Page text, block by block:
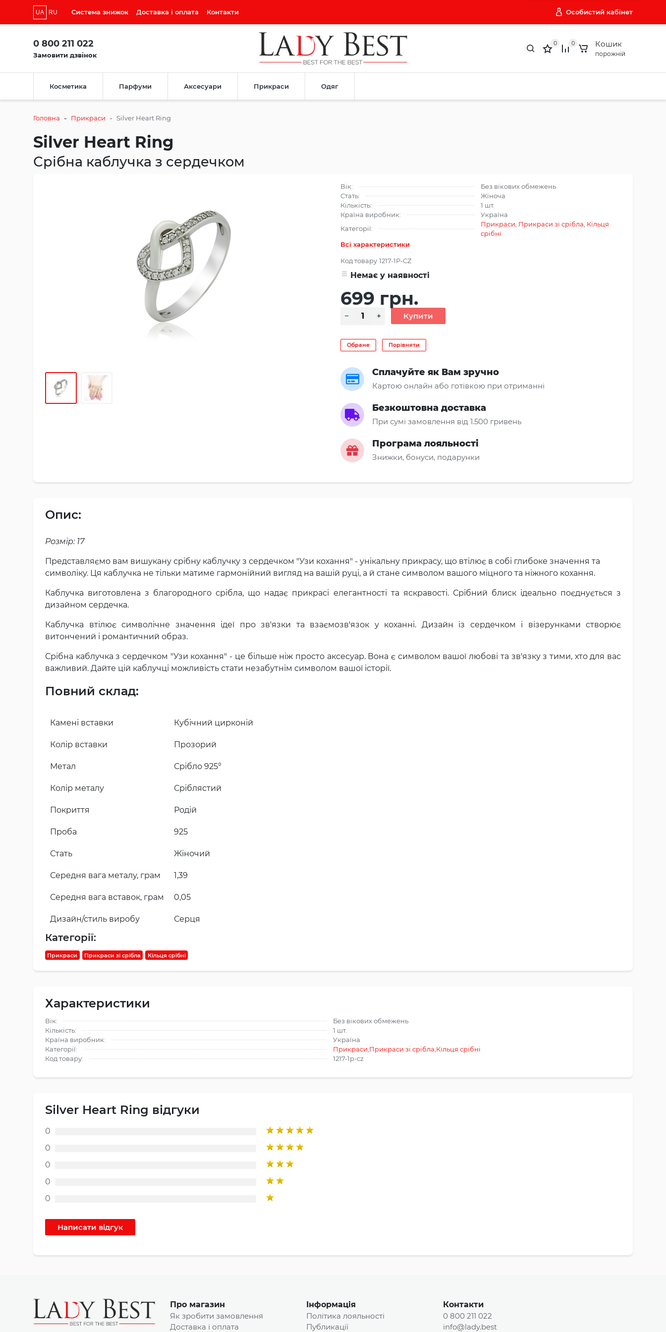
UA RU Система знижок Доставка і оплата Контакти Особистий кабінет
0 800 211 022
Замовити дзвінок
0 0 Кошик
порожній
Косметика Парфуми Аксесуари Прикраси Одяг
Головна - Прикраси - Silver Heart Ring
Silver Heart Ring
Срібна каблучка з сердечком
Вік:
Без вікових обмежень
Стать:
Жіноча
Кількість:
1 шт.
Країна виробник:
Україна
Категорії:
Прикраси Прикраси зі срібла Кільця
срібні
Всі характеристики
Код товару 1217-1P-CZ
Немає у наявності
699 грн.
Обране Порівняти
Сплачуйте як Вам зручно
Картою онлайн або готівкою при отриманні
Безкоштовна доставка
При сумі замовлення від 1.500 гривень
Програма лояльності
Знижки, бонуси, подарунки
Опис:
Розмір: 17
Представляємо вам вишукану срібну каблучку з сердечком "Узи кохання" - унікальну прикрасу, що втілює в собі глибоке значення та
символіку. Ця каблучка не тільки матиме гармонійний вигляд на вашій руці, а й стане символом вашого міцного та ніжного кохання.
Каблучка виготовлена з благородного срібла, що надає прикрасі елегантності та яскравості. Срібний блиск ідеально поєднується з
дизайном сердечка.
Каблучка втілює символічне значення ідеї про зв'язки та взаємозв'язок у коханні. Дизайн із сердечком і візерунками створює
витончений і романтичний образ.
Срібна каблучка з сердечком "Узи кохання" - це більше ніж просто аксесуар. Вона є символом вашої любові та зв'язку з тими, хто для вас
важливий. Дайте цій каблучці можливість стати незабутнім символом вашої історії.
Повний склад:
Камені вставки Кубічний цирконій
Колір вставки Прозорий
Метал Срібло 925°
Колір металу Сріблястий
Покриття Родій
Проба 925
Стать Жіночий
Середня вага металу, грам 1,39
Середня вага вставок, грам 0,05
Дизайн/стиль виробу Серця
Категорії:
Прикраси Прикраси зі срібла Кільця срібні
Характеристики
Вік:
Без вікових обмежень
Кількість:
1 шт.
Країна виробник:
Україна
Категорії:
Прикраси,Прикраси зі срібла,Кільця срібні
Код товару:
1217-1p-cz
Silver Heart Ring відгуки
0
0
0
0
0
Про магазин
Як зробити замовлення
Доставка і оплата
Інформація
Політика лояльності
Публикації
Контакти
0 800 211 022
info@lady.best